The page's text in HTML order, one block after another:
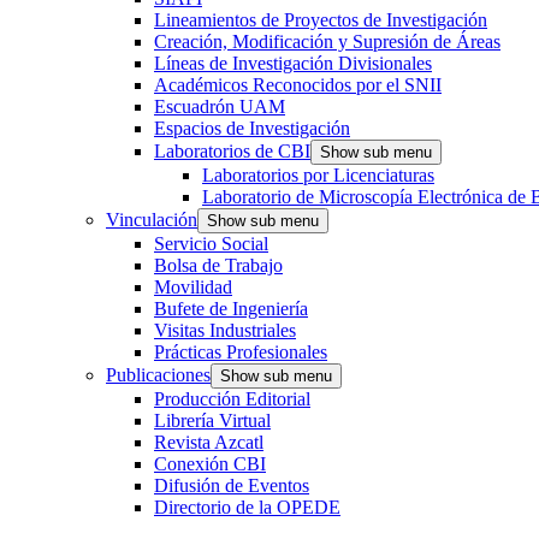
Lineamientos de Proyectos de Investigación
Creación, Modificación y Supresión de Áreas
Líneas de Investigación Divisionales
Académicos Reconocidos por el SNII
Escuadrón UAM
Espacios de Investigación
Laboratorios de CBI Show sub menu
Laboratorios por Licenciaturas
Laboratorio de Microscopía Electrónica de
Vinculación Show sub menu
Servicio Social
Bolsa de Trabajo
Movilidad
Bufete de Ingeniería
Visitas Industriales
Prácticas Profesionales
Publicaciones Show sub menu
Producción Editorial
Librería Virtual
Revista Azcatl
Conexión CBI
Difusión de Eventos
Directorio de la OPEDE